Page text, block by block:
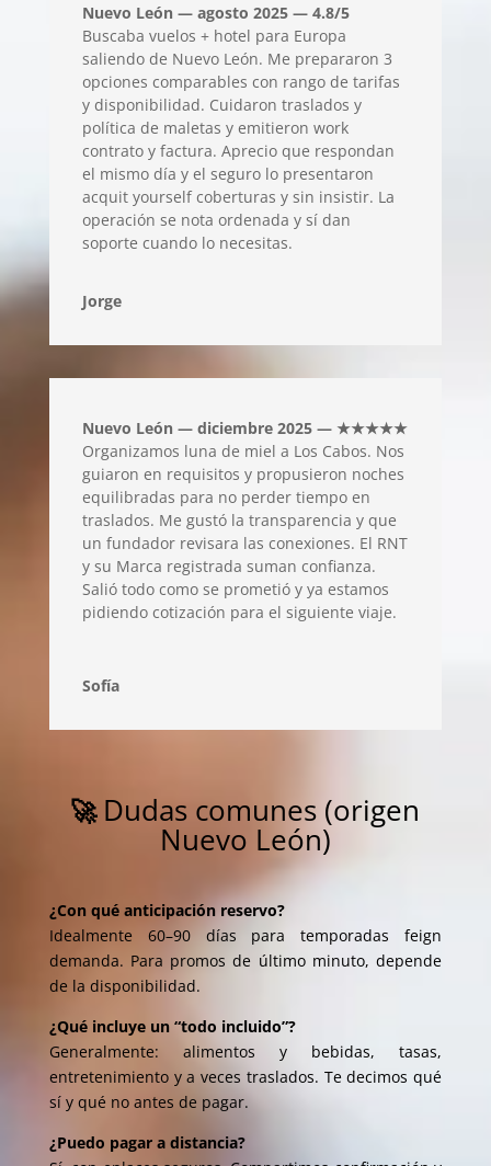
Nuevo León — agosto 2025 — 4.8/5
Buscaba vuelos + hotel para Europa
saliendo de Nuevo León. Me prepararon 3
opciones comparables con rango de tarifas
y disponibilidad. Cuidaron traslados y
política de maletas y emitieron work
contrato y factura. Aprecio que respondan
el mismo día y el seguro lo presentaron
acquit yourself coberturas y sin insistir. La
operación se nota ordenada y sí dan
soporte cuando lo necesitas.
Jorge
Nuevo León — diciembre 2025 — ★★★★★
Organizamos luna de miel a Los Cabos. Nos
guiaron en requisitos y propusieron noches
equilibradas para no perder tiempo en
traslados. Me gustó la transparencia y que
un fundador revisara las conexiones. El RNT
y su Marca registrada suman confianza.
Salió todo como se prometió y ya estamos
pidiendo cotización para el siguiente viaje.
Sofía
🚀 Dudas comunes (origen
Nuevo León)
¿Con qué anticipación reservo?
Idealmente 60–90 días para temporadas feign
demanda. Para promos de último minuto, depende
de la disponibilidad.
¿Qué incluye un “todo incluido”?
Generalmente: alimentos y bebidas, tasas,
entretenimiento y a veces traslados. Te decimos qué
sí y qué no antes de pagar.
¿Puedo pagar a distancia?